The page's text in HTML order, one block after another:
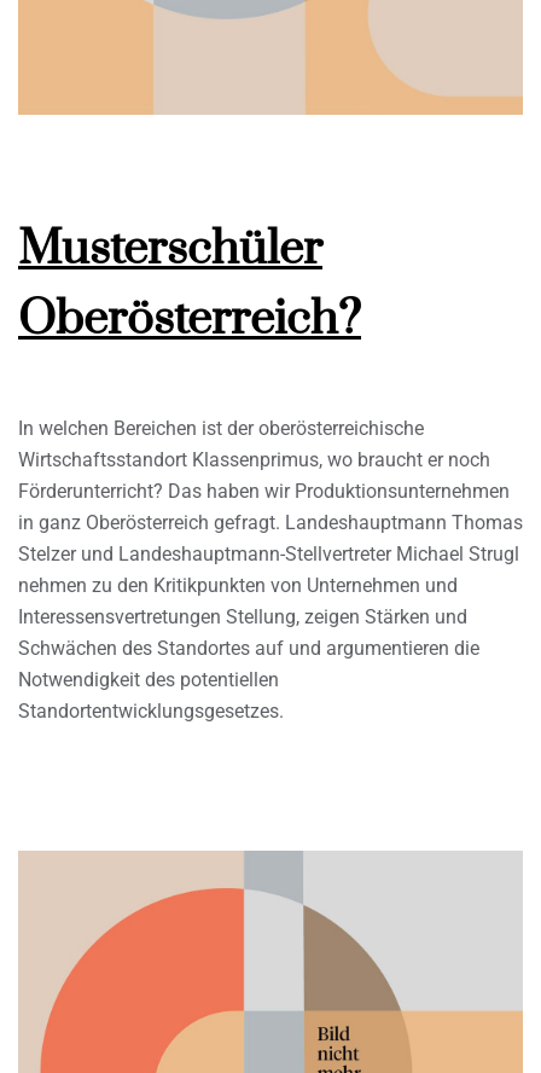
Musterschüler
Oberösterreich?
In welchen Bereichen ist der oberösterreichische
Wirtschaftsstandort Klassenprimus, wo braucht er noch
Förderunterricht? Das haben wir Produktionsunternehmen
in ganz Oberösterreich gefragt. Landeshauptmann Thomas
Stelzer und Landeshauptmann-Stellvertreter Michael Strugl
nehmen zu den Kritikpunkten von Unternehmen und
Interessensvertretungen Stellung, zeigen Stärken und
Schwächen des Standortes auf und argumentieren die
Notwendigkeit des potentiellen
Standortentwicklungsgesetzes.